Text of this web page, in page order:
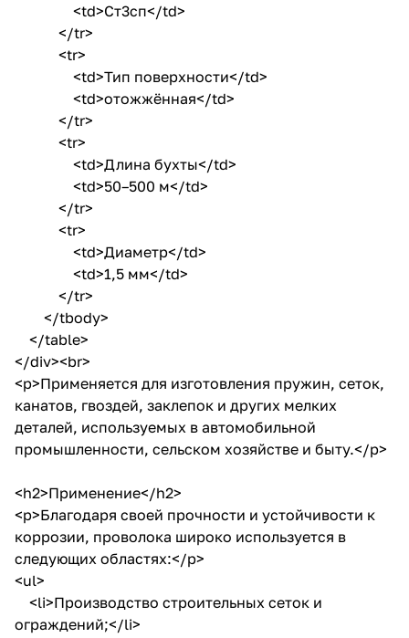
<td>Ст3сп</td>
</tr>
<tr>
<td>Тип поверхности</td>
<td>отожжённая</td>
</tr>
<tr>
<td>Длина бухты</td>
<td>50–500 м</td>
</tr>
<tr>
<td>Диаметр</td>
<td>1,5 мм</td>
</tr>
</tbody>
</table>
</div><br>
<p>Применяется для изготовления пружин, сеток,
канатов, гвоздей, заклепок и других мелких
деталей, используемых в автомобильной
промышленности, сельском хозяйстве и быту.</p>
<h2>Применение</h2>
<p>Благодаря своей прочности и устойчивости к
коррозии, проволока широко используется в
следующих областях:</p>
<ul>
<li>Производство строительных сеток и
ограждений;</li>